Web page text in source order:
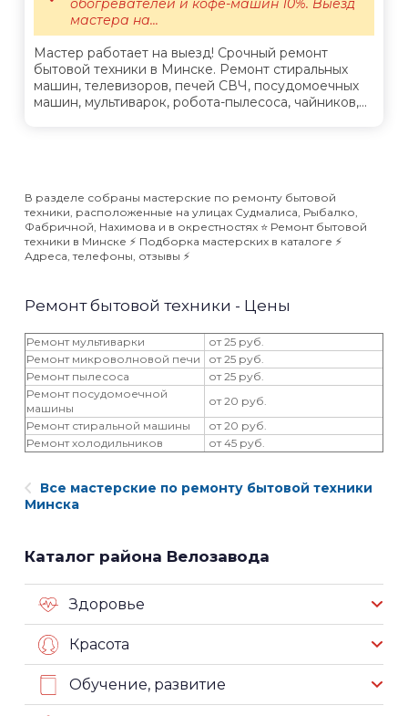
Мастер работает на выезд! Срочный ремонт
бытовой техники в Минске. Ремонт стиральных
машин, телевизоров, печей СВЧ, посудомоечных
машин, мультиварок, робота-пылесоса, чайников,...
обогревателей и кофе-машин 10%. Выезд
мастера на...
В разделе собраны мастерские по ремонту бытовой
техники, расположенные на улицах Судмалиса, Рыбалко,
Фабричной, Нахимова и в окрестностях ⭐️ Ремонт бытовой
техники в Минске ⚡️ Подборка мастерских в каталоге ⚡️
Адреса, телефоны, отзывы ⚡️
Ремонт бытовой техники - Цены
Ремонт мультиварки
от 25 руб.
Ремонт микроволновой печи
от 25 руб.
Ремонт пылесоса
от 25 руб.
Ремонт посудомоечной
машины
от 20 руб.
Ремонт стиральной машины
от 20 руб.
Ремонт холодильников
от 45 руб.
Все мастерские по ремонту бытовой техники
Минска
Каталог района Велозавода
Здоровье
Красота
Обучение, развитие